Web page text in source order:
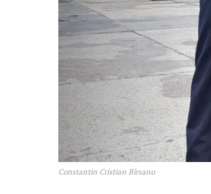
Constantin Cristian Bîrsanu